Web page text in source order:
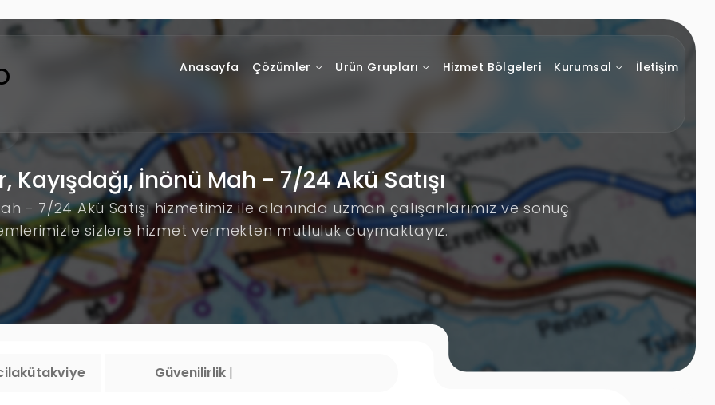
Anasayfa Çözümler Ürün Grupları Hizmet Bölgeleri Kurumsal İletişim
Kayışdağı, İnönü Mah - 7/24 Akü Satışı
- 7/24 Akü Satışı hizmetimiz ile alanında uzman çalışanlarımız ve sonuç
sizlere hizmet vermekten mutluluk duymaktayız.
Çevreci ve Sü